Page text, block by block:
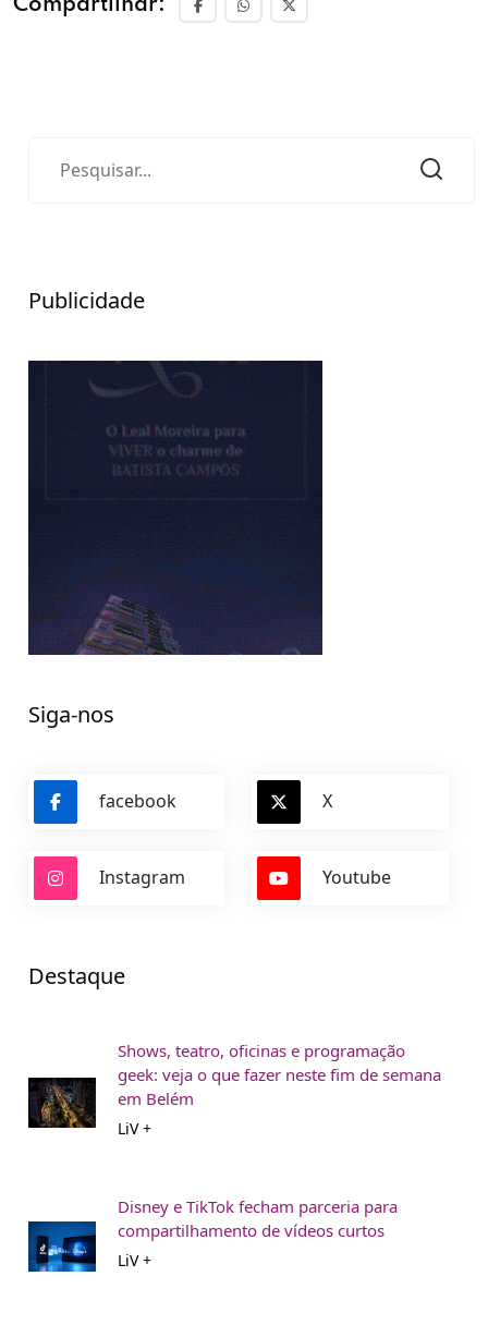
Compartilhar:
Publicidade
Siga-nos
facebook X
Instagram Youtube
Destaque
Shows, teatro, oficinas e programação
geek: veja o que fazer neste fim de semana
em Belém
LiV +
Disney e TikTok fecham parceria para
compartilhamento de vídeos curtos
LiV +